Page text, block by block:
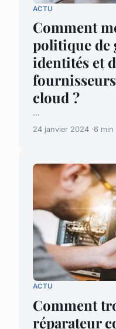
ACTU
Comment
politique de
identités et
cloud ?
...
24 janvier 2024 6 min
ACTU
Comment
réparateur